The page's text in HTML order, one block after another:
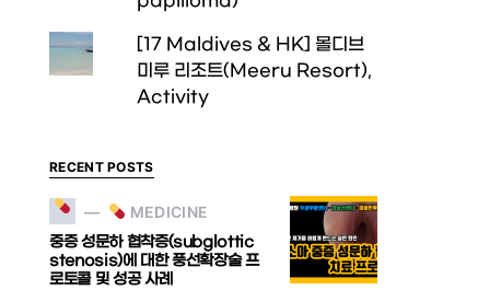
[17 Maldives & HK] 몰디브
미루 리조트(Meeru Resort),
Activity
RECENT POSTS
MEDICINE
중증 성문하 협착증(subglottic
stenosis)에 대한 풍선확장술 프
로토콜 및 성공 사례